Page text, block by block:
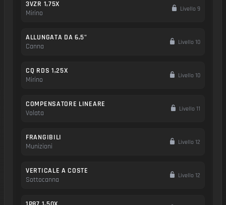
3VZR 1,75X
Mirino
Livello 9
ALLUNGATA DA 6,5"
Canna
Livello 10
CQ RDS 1,25X
Mirino
Livello 10
COMPENSATORE LINEARE
Volata
Livello 11
FRANGIBILI
Munizioni
Livello 12
VERTICALE A COSTE
Sottocanna
Livello 12